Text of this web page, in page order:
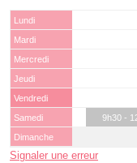
Lundi
Mardi
Mercredi
Jeudi
Vendredi
Samedi
9h30 -
Dimanche
Signaler une erreur